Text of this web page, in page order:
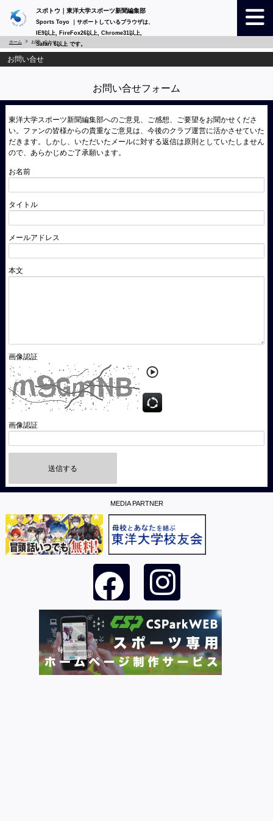
スポトウ｜東洋大学スポーツ新聞編集部
Sports Toyo ｜サポートしているブラウザは、
IE9以上, FireFox26以上, Chrome31以上,
Safari 6以上 です。
ホーム お問い合わせ
お問い合せ
お問い合せフォーム
東洋大学スポーツ新聞編集部へのご意見、ご感想、ご要望をお聞かせくださ
い。ファンの皆様からの貴重なご意見は、今後のクラブ運営に活かさせていた
だきます。しかし、いただいたメールに対する返信は原則としていたしません
ので、あらかじめご了承願います。
お名前
タイトル
メールアドレス
本文
画像認証
画像認証
送信する
MEDIA PARTNER